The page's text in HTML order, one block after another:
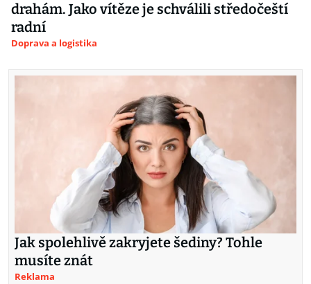
drahám. Jako vítěze je schválili středočeští
radní
Doprava a logistika
Jak spolehlivě zakryjete šediny? Tohle
musíte znát
Reklama